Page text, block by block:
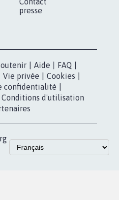
presse
Aide FAQ
Vie privée Cookies
confidentialité
Conditions d'utilisation